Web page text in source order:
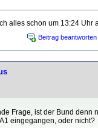
alles schon um 13:24 Uhr
Beitrag beantworten
Frage, ist der Bund denn
eingegangen, oder nicht?